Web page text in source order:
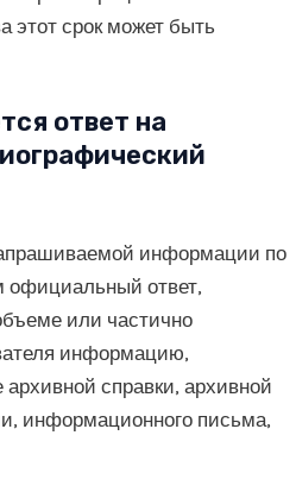
этот срок может быть
ответ на
информации по
официальный ответ,
или частично
информацию,
архивной справки, архивной
информационного письма,